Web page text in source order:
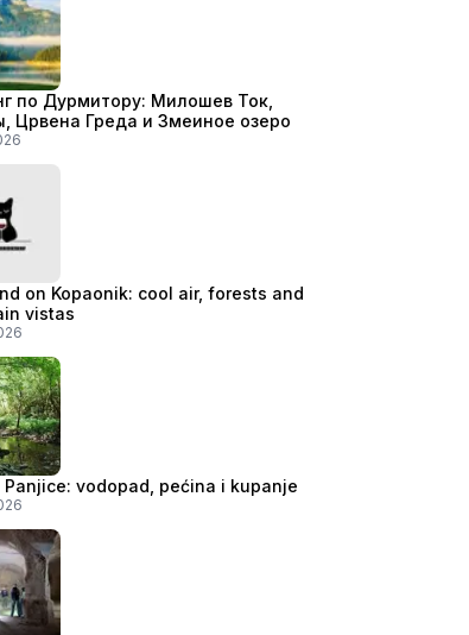
по Дурмитору: Милошев Ток,
Црвена Греда и Змеиное озеро
on Kopaonik: cool air, forests and
vistas
Panjice: vodopad, pećina i kupanje